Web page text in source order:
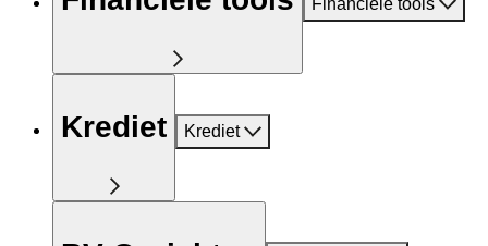
Financiële tools
Krediet Krediet